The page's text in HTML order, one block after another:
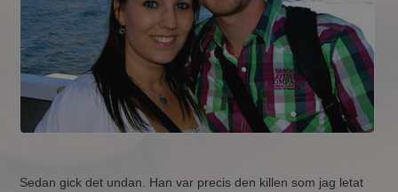
Sedan gick det undan. Han var precis den killen som jag letat